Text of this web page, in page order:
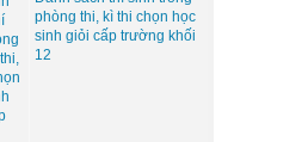
phòng thi, kì thi chọn học
sinh giỏi cấp trường khối
12